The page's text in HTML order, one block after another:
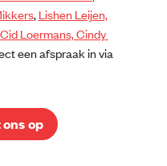
,Lishen Leijen,
Loermans, Cindy
een afspraak in via
op